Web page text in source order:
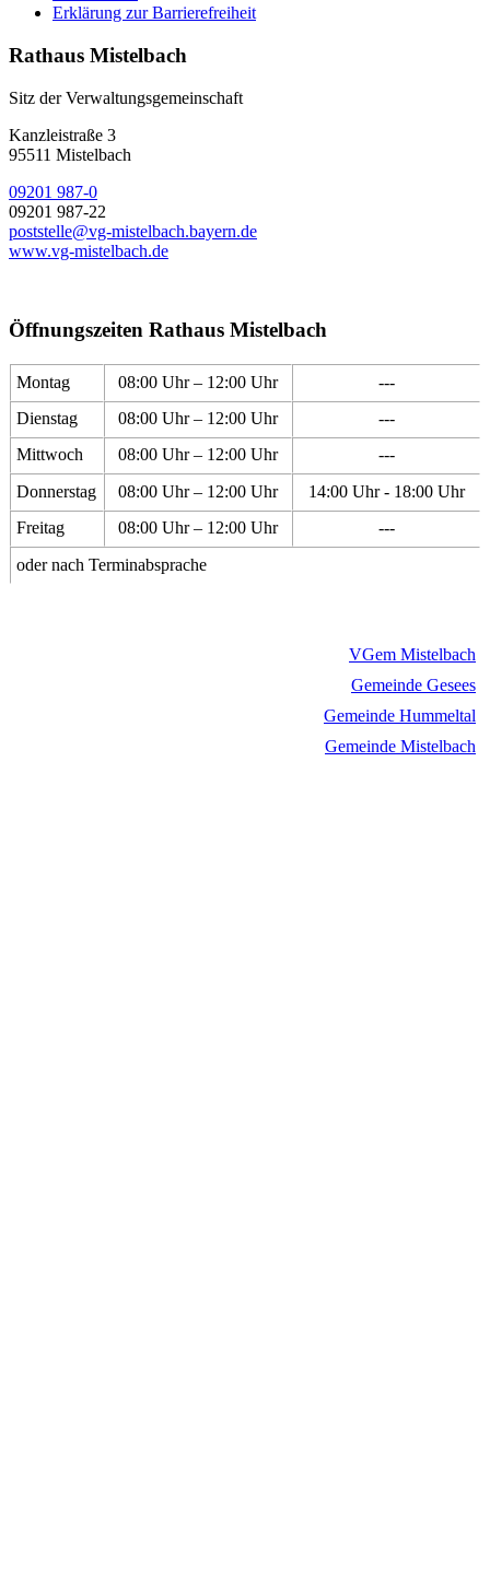
Erklärung zur Barrierefreiheit
Rathaus Mistelbach
Sitz der Verwaltungsgemeinschaft
Kanzleistraße 3
95511 Mistelbach
09201 987-0
09201 987-22
poststelle@vg-mistelbach.bayern.de
www.vg-mistelbach.de
Öffnungszeiten Rathaus Mistelbach
Montag 08:00 Uhr – 12:00 Uhr
---
Dienstag
08:00 Uhr – 12:00 Uhr
---
Mittwoch
08:00 Uhr – 12:00 Uhr
---
Donnerstag
08:00 Uhr – 12:00 Uhr
14:00 Uhr - 18:00 Uhr
Freitag
08:00 Uhr – 12:00 Uhr
---
oder nach Terminabsprache
VGem Mistelbach
Gemeinde Gesees
Gemeinde Hummeltal
Gemeinde Mistelbach